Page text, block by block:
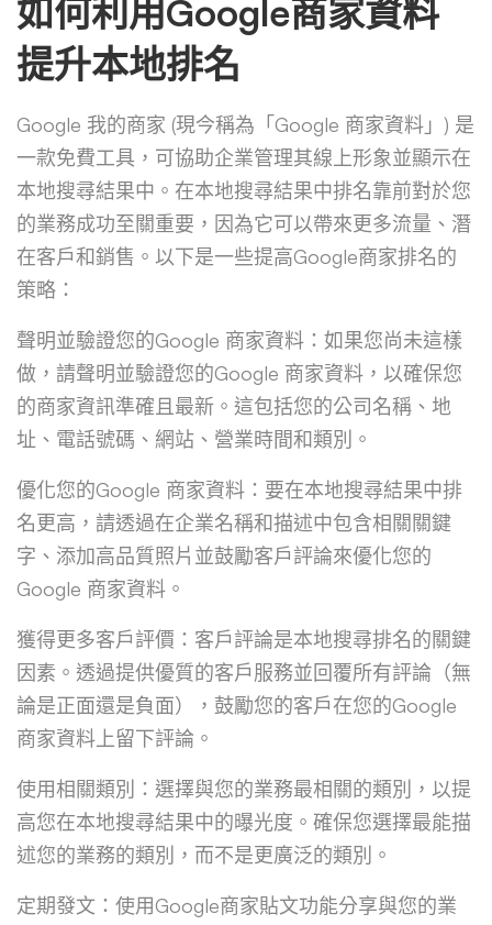
如何利用Google商家資料
提升本地排名
Google 我的商家 (現今稱為「Google 商家資料」) 是
一款免費工具，可協助企業管理其線上形象並顯示在
本地搜尋結果中。在本地搜尋結果中排名靠前對於您
的業務成功至關重要，因為它可以帶來更多流量、潛
在客戶和銷售。以下是一些提高Google商家排名的
策略：
聲明並驗證您的Google 商家資料：如果您尚未這樣
做，請聲明並驗證您的Google 商家資料，以確保您
的商家資訊準確且最新。這包括您的公司名稱、地
址、電話號碼、網站、營業時間和類別。
優化您的Google 商家資料：要在本地搜尋結果中排
名更高，請透過在企業名稱和描述中包含相關關鍵
字、添加高品質照片並鼓勵客戶評論來優化您的
Google 商家資料。
獲得更多客戶評價：客戶評論是本地搜尋排名的關鍵
因素。透過提供優質的客戶服務並回覆所有評論（無
論是正面還是負面），鼓勵您的客戶在您的Google
商家資料上留下評論。
使用相關類別：選擇與您的業務最相關的類別，以提
高您在本地搜尋結果中的曝光度。確保您選擇最能描
述您的業務的類別，而不是更廣泛的類別。
定期發文：使用Google商家貼文功能分享與您的業